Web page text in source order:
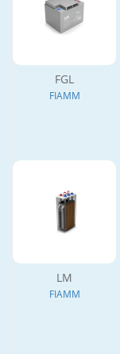
FGL
FIAMM
LM
FIAMM